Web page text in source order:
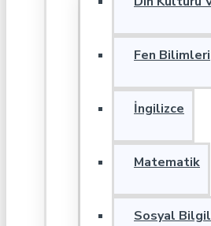
Fen Bilimleri
İngilizce
Matematik
Sosyal